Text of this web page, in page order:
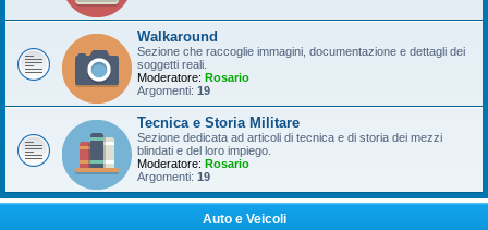
Walkaround
Sezione che raccoglie immagini, documentazione e dettagli dei
soggetti reali.
Moderatore: Rosario
Argomenti: 19
Tecnica e Storia Militare
Sezione dedicata ad articoli di tecnica e di storia dei mezzi
blindati e del loro impiego.
Moderatore: Rosario
Argomenti: 19
Auto e Veicoli